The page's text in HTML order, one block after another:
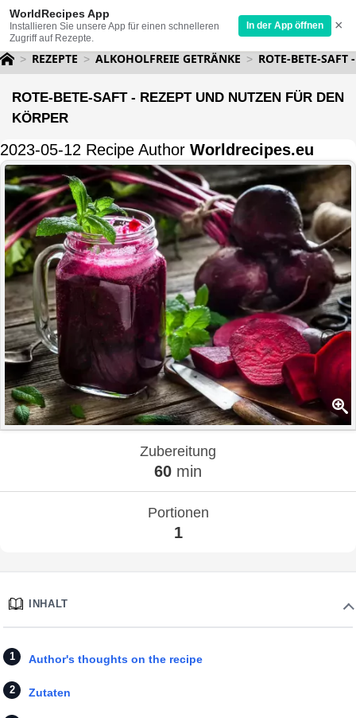
WorldRecipes App
Installieren Sie unsere App für einen schnelleren
Zugriff auf Rezepte.
In der App öffnen ×
REZEPTE ALKOHOLFREIE GETRÄNKE ROTE-BETE-SAFT
ROTE-BETE-SAFT - REZEPT UND NUTZEN FÜR DEN
KÖRPER
2023-05-12 Recipe Author Worldrecipes.eu
Zubereitung
60 min
Portionen
1
INHALT
Author's thoughts on the recipe
Zutaten